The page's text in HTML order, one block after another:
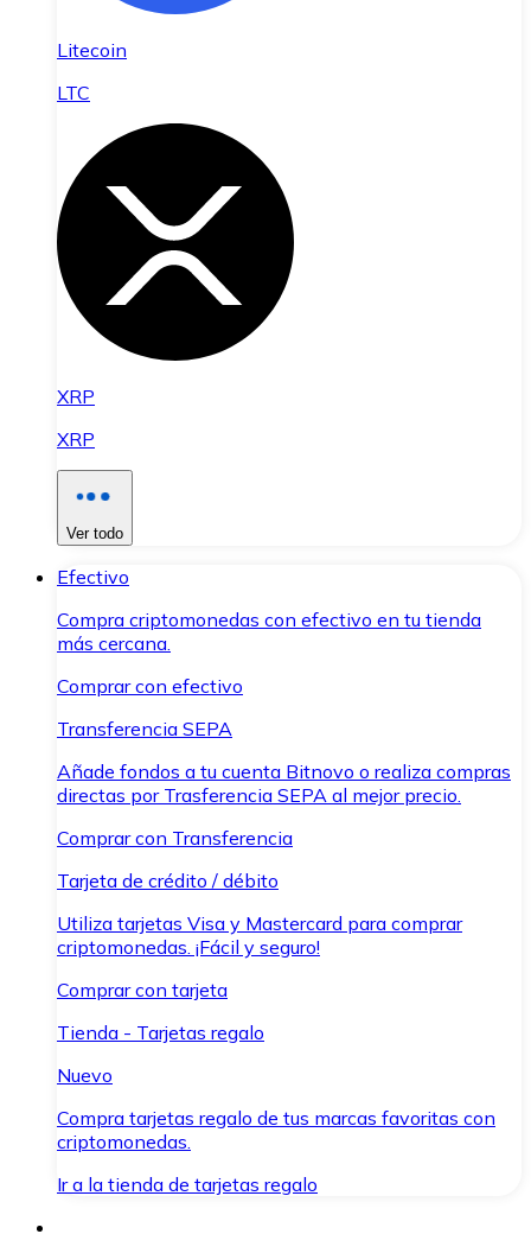
Litecoin
LTC
XRP
XRP
Ver todo
Efectivo
Compra criptomonedas con efectivo en tu tienda
más cercana.
Comprar con efectivo
Transferencia SEPA
Añade fondos a tu cuenta Bitnovo o realiza compras
directas por Trasferencia SEPA al mejor precio.
Comprar con Transferencia
Tarjeta de crédito / débito
Utiliza tarjetas Visa y Mastercard para comprar
criptomonedas. ¡Fácil y seguro!
Comprar con tarjeta
Tienda - Tarjetas regalo
Nuevo
Compra tarjetas regalo de tus marcas favoritas con
criptomonedas.
Ir a la tienda de tarjetas regalo